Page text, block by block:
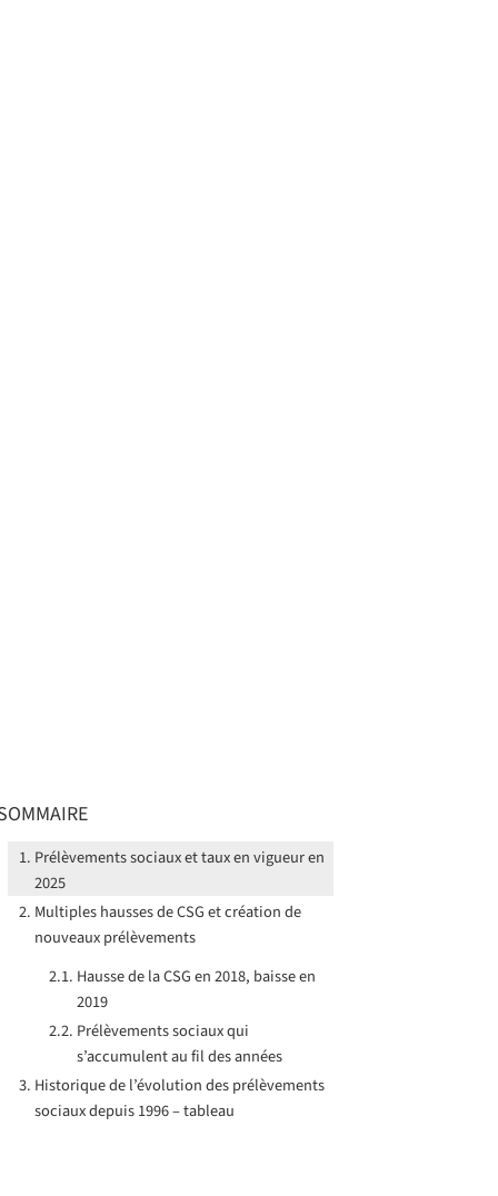
Prélèvements sociaux et taux en vigueur en
2025
Multiples hausses de CSG et création de
nouveaux prélèvements
Hausse de la CSG en 2018, baisse en
2019
Prélèvements sociaux qui
s’accumulent au fil des années
Historique de l’évolution des prélèvements
sociaux depuis 1996 – tableau